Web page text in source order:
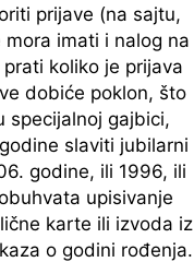
prijave (na sajtu,
imati i nalog na
koliko je prijava
dobiće poklon, što
specijalnoj gajbici,
slaviti jubilarni
godine, ili 1996, ili
upisivanje
karte ili izvoda iz
o godini rođenja.